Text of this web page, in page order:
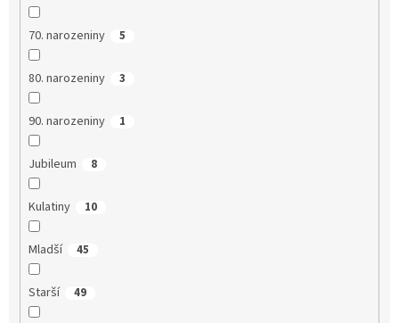
70. narozeniny 5
80. narozeniny 3
90. narozeniny 1
Jubileum 8
Kulatiny 10
Mladší 45
Starší 49